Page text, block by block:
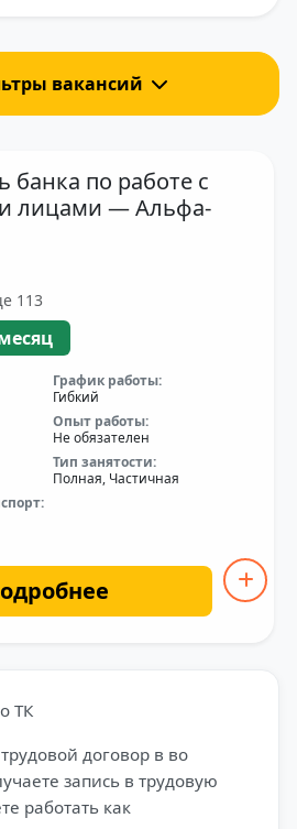
вакансий
банка по работе с
лицами — Альфа-
113
График работы:
Гибкий
Опыт работы:
Не обязателен
Тип занятости:
Полная, Частичная
ТК
договор в во
запись в трудовую
работать как